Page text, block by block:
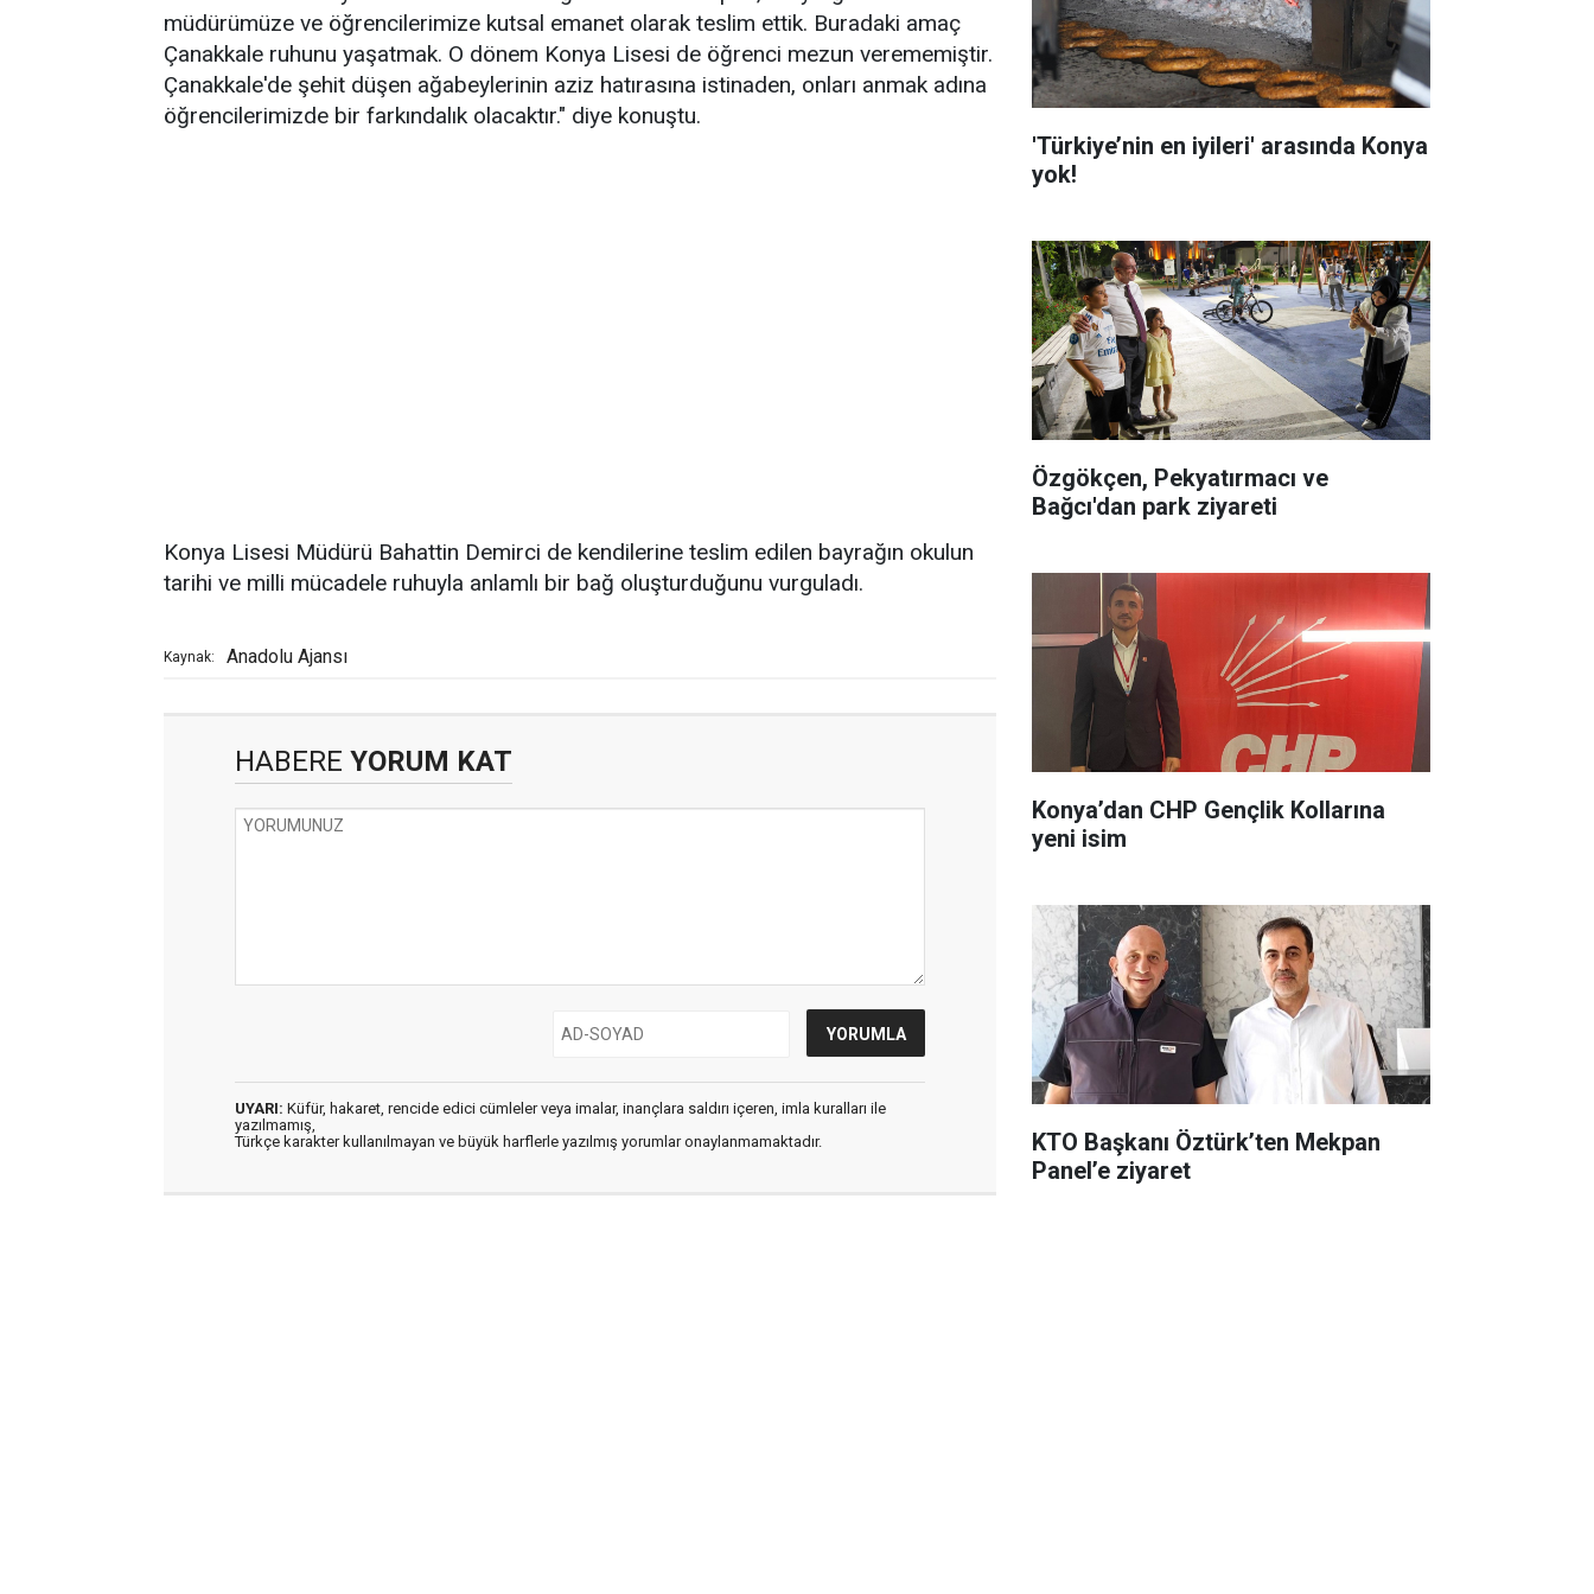
müdürümüze ve öğrencilerimize kutsal emanet olarak teslim ettik. Buradaki amaç
Çanakkale ruhunu yaşatmak. O dönem Konya Lisesi de öğrenci mezun verememiştir.
Çanakkale'de şehit düşen ağabeylerinin aziz hatırasına istinaden, onları anmak adına
öğrencilerimizde bir farkındalık olacaktır." diye konuştu.
Konya Lisesi Müdürü Bahattin Demirci de kendilerine teslim edilen bayrağın okulun
tarihi ve milli mücadele ruhuyla anlamlı bir bağ oluşturduğunu vurguladı.
Kaynak: Anadolu Ajansı
HABERE YORUM KAT
UYARI: Küfür, hakaret, rencide edici cümleler veya imalar, inançlara saldırı içeren, imla kuralları ile
yazılmamış,
Türkçe karakter kullanılmayan ve büyük harflerle yazılmış yorumlar onaylanmamaktadır.
'Türkiye’nin en iyileri' arasında Konya
yok!
Özgökçen, Pekyatırmacı ve
Bağcı'dan park ziyareti
Konya’dan CHP Gençlik Kollarına
yeni isim
KTO Başkanı Öztürk’ten Mekpan
Panel’e ziyaret